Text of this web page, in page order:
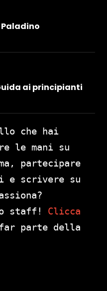
Paladino
ai principianti
che hai
le mani su
partecipare
e scrivere su
staff! Clicca
parte della